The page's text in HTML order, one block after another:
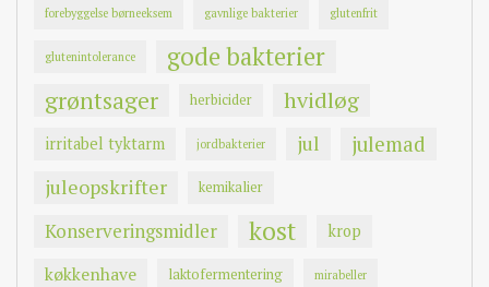
forebyggelse børneeksem gavnlige bakterier glutenfrit
glutenintolerance gode bakterier
grøntsager herbicider hvidløg
irritabel tyktarm jordbakterier jul julemad
juleopskrifter kemikalier
Konserveringsmidler kost krop
køkkenhave laktofermentering mirabeller